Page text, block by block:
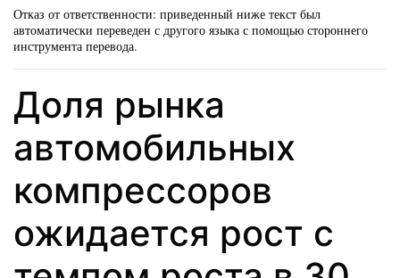
Отказ от ответственности: приведенный ниже текст был
автоматически переведен с другого языка с помощью стороннего
инструмента перевода.
Доля рынка
автомобильных
компрессоров
ожидается рост с